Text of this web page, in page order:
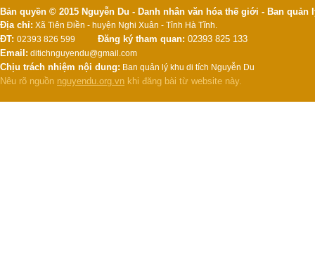
Bản quyền © 2015 Nguyễn Du - Danh nhân văn hóa thế giới - Ban
Địa chỉ: Xã Tiên Điền - huyện Nghi Xuân - Tỉnh Hà Tĩnh.
ĐT: 02393 826 599 Đăng ký tham quan: 02393 825 133
Email: ditichnguyendu@gmail.com
Chịu trách nhiệm nội dung: Ban quản lý khu di tích Nguyễn Du
Nêu rõ nguồn nguyendu.org.vn khi đăng bài từ website này.